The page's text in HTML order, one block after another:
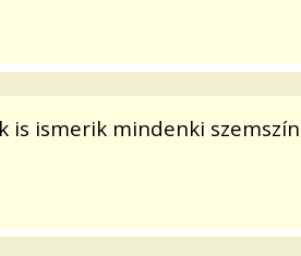
ismerik mindenki